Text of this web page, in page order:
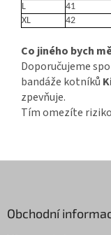
L
41
XL
42
Co jiného bych
Doporučujeme
bandáže kotníků
zpevňuje.
Tím omezíte
Obchodní